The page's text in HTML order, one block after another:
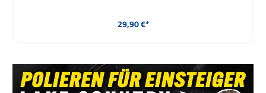
Regulärer Preis:
39,90 €*